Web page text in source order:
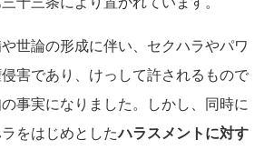
世論の形成に伴い、セクハラやパワ
害であり、けっして許されるもので
事実になりました。しかし、同時に
をはじめとしたハラスメントに対す